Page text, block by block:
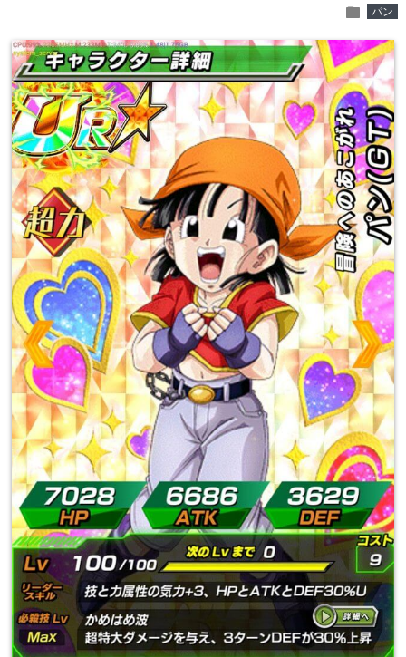
folder パン